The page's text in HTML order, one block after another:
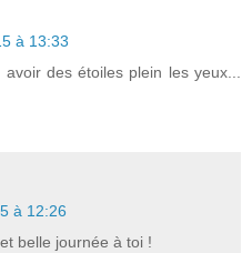
à 13:33
des étoiles plein les yeux...
à 12:26
belle journée à toi !